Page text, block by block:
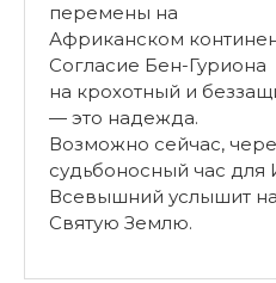
перемены на
Африканском
Согласие Бен-Гуриона
на крохотный и
— это надежда.
Возможно сейчас,
судьбоносный час для
Всевышний услышит
Святую Землю.